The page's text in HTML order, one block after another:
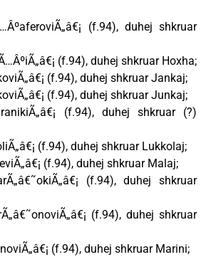
(f.94), duhej shkruar
(f.94), duhej shkruar Hoxha;
(f.94), duhej shkruar Jankaj;
(f.94), duhej shkruar Junkaj;
(f.94), duhej shkruar (?)
(f.94), duhej shkruar Lukkolaj;
(f.94), duhej shkruar Malaj;
(f.94), duhej shkruar
(f.94), duhej shkruar
(f.94), duhej shkruar Marini;